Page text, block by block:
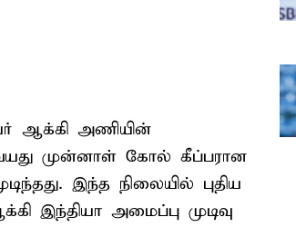
ஆக்கி அணியின்
வயது முன்னாள் கோல் கீப்பரான
இந்த நிலையில் புதிய
இந்தியா அமைப்பு முடிவு